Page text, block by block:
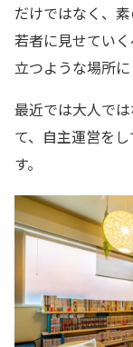
だけではなく、
若者に見せてい
立つような場所に
最近では大人で
て、自主運営を
す。